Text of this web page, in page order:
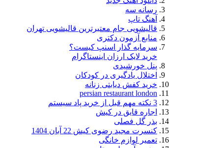
رسانه سه
آهنگ تاپ
قالیشویی جام معتبرترین قالیشویی تهران
منابع آزمون دکتری
سرمایه گذار اسنپ کیست؟
خرید لایک ارزان اینستاگرام
پنل خورشیدی
اختلال یادگیری در کودکان
خرید کفش دیابتی زنانه
persian restaurant london
3 نکته مهم قبل از خرید پاد سیستم
اجاره قایق در کیش
بذر گل فصلی
کنسرت مجید رضوی کیش 22 آبان 1404
تعمیر لوازم خانگی